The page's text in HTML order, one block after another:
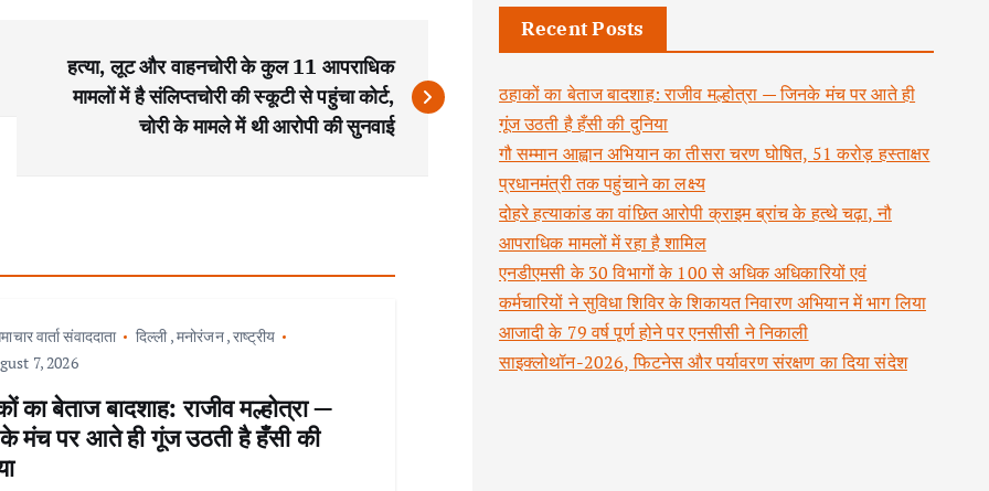
हत्या, लूट और वाहनचोरी के कुल 11 आपराधिक
मामलों में है संलिप्तचोरी की स्कूटी से पहुंचा कोर्ट,
चोरी के मामले में थी आरोपी की सुनवाई
वार्ता संवाददाता दिल्ली,मनोरंजन,राष्ट्रीय
7, 2026
का बेताज बादशाह: राजीव मल्होत्रा —
मंच पर आते ही गूंज उठती है हँसी की
Recent Posts
ठहाकों का बेताज बादशाह: राजीव मल्होत्रा — जिनके मंच पर आते ही
गूंज उठती है हँसी की दुनिया
गौ सम्मान आह्वान अभियान का तीसरा चरण घोषित, 51 करोड़ हस्ताक्षर
प्रधानमंत्री तक पहुंचाने का लक्ष्य
दोहरे हत्याकांड का वांछित आरोपी क्राइम ब्रांच के हत्थे चढ़ा, नौ
आपराधिक मामलों में रहा है शामिल
एनडीएमसी के 30 विभागों के 100 से अधिक अधिकारियों एवं
कर्मचारियों ने सुविधा शिविर के शिकायत निवारण अभियान में भाग लिया
आजादी के 79 वर्ष पूर्ण होने पर एनसीसी ने निकाली
साइक्लोथॉन-2026, फिटनेस और पर्यावरण संरक्षण का दिया संदेश